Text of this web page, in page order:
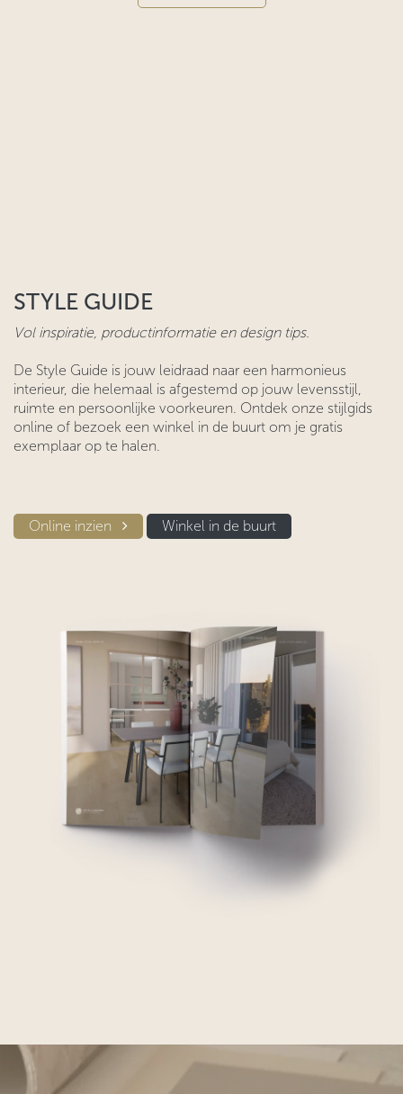
STYLE GUIDE
Vol inspiratie, productinformatie en design tips.
De Style Guide is jouw leidraad naar een harmonieus
interieur, die helemaal is afgestemd op jouw levensstijl,
ruimte en persoonlijke voorkeuren. Ontdek onze stijlgids
online of bezoek een winkel in de buurt om je gratis
exemplaar op te halen.
Online inzien​​ Winkel in d​​e buurt